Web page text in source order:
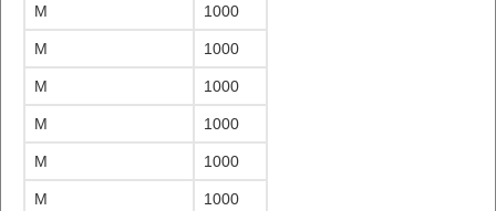
M 1000
M 1000
M 1000
M 1000
M 1000
M 1000